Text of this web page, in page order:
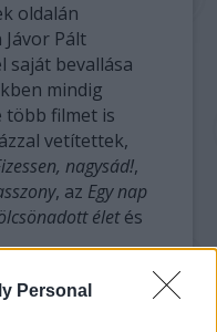
Personal
oldalán
Pált
saját bevallása
mindig
több filmet is
vetítettek,
nagysád!,
, az Egy nap
életés
sok nő
meg.